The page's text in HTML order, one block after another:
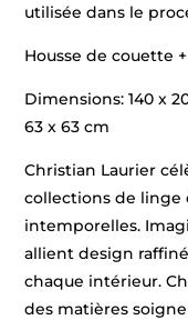
utilisée dans le
Housse de couette
Dimensions: 140 x
63 x 63 cm
Christian Laurier
collections de linge
intemporelles.
allient design
chaque intérieur.
des matières